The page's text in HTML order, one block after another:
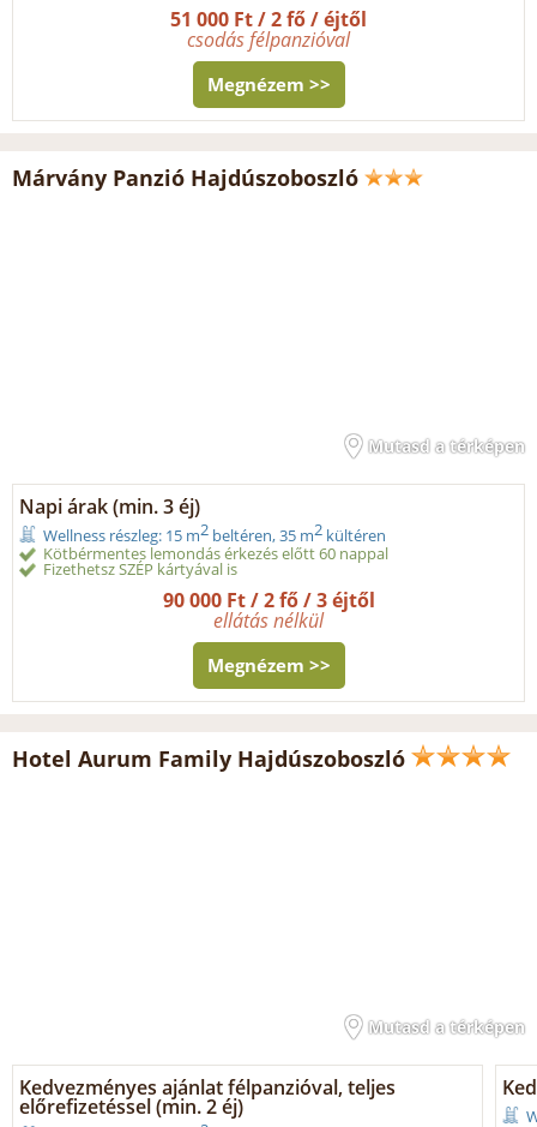
51 000 Ft / 2 fő / éjtől
csodás félpanzióval
Megnézem >>
Márvány Panzió Hajdúszoboszló
Mutasd a térképen
Napi árak (min. 3 éj)
Wellness részleg: 15 m2 beltéren, 35 m2 kültéren
Kötbérmentes lemondás érkezés előtt 60 nappal
Fizethetsz SZÉP kártyával is
90 000 Ft / 2 fő / 3 éjtől
ellátás nélkül
Megnézem >>
Hotel Aurum Family Hajdúszoboszló
Mutasd a térképen
Kedvezményes ajánlat félpanzióval, teljes
előrefizetéssel (min. 2 éj)